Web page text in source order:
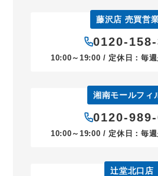
藤沢店 売買営
0120-
10:00～19:00 / 定休日：毎週
湘南モールフィ
0120-
10:00～19:00 / 定休日：毎週
辻堂北口店